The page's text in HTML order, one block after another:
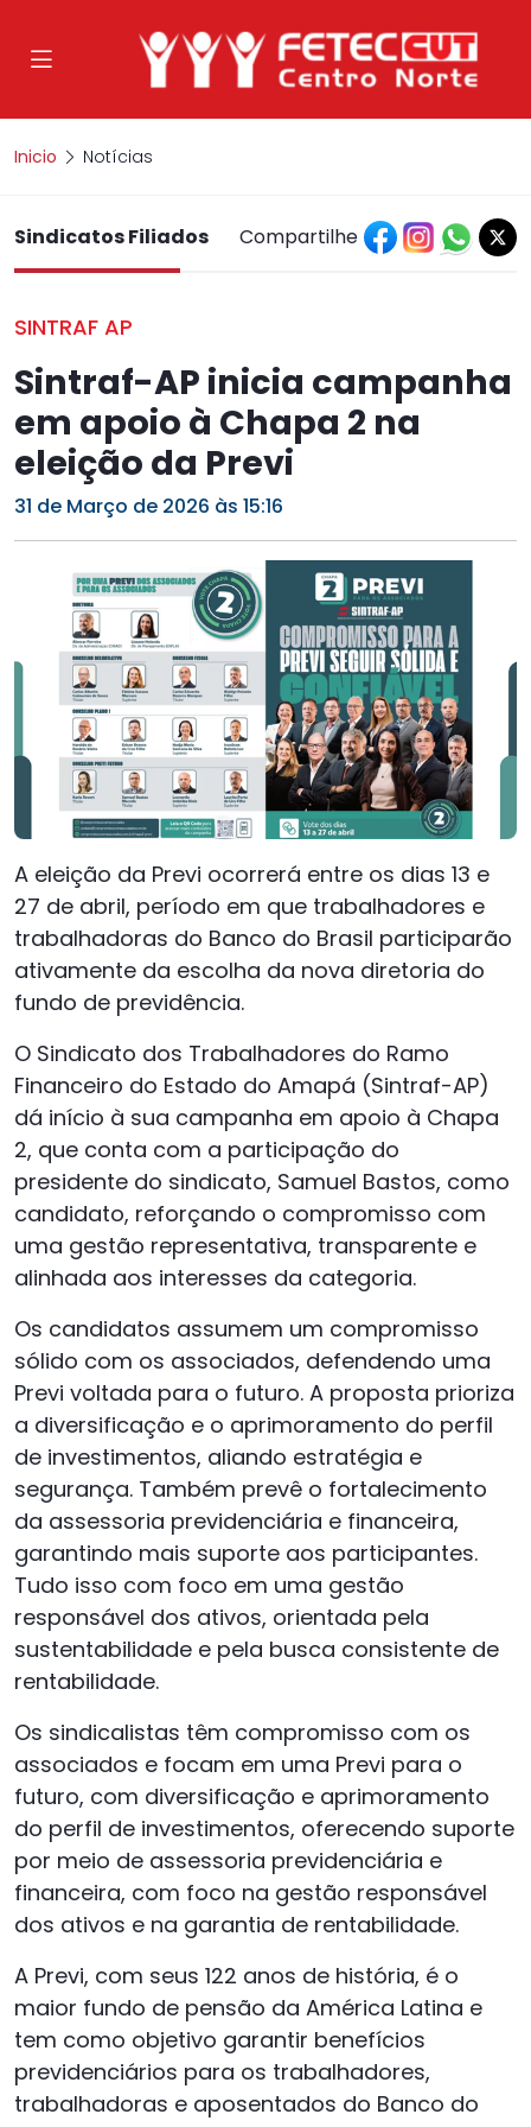
Inicio Notícias
Sindicatos Filiados Compartilhe
SINTRAF AP
Sintraf-AP inicia campanha
em apoio à Chapa 2 na
eleição da Previ
31 de Março de 2026 às 15:16
A eleição da Previ ocorrerá entre os dias 13 e
27 de abril, período em que trabalhadores e
trabalhadoras do Banco do Brasil participarão
ativamente da escolha da nova diretoria do
fundo de previdência.
O Sindicato dos Trabalhadores do Ramo
Financeiro do Estado do Amapá (Sintraf-AP)
dá início à sua campanha em apoio à Chapa
2, que conta com a participação do
presidente do sindicato, Samuel Bastos, como
candidato, reforçando o compromisso com
uma gestão representativa, transparente e
alinhada aos interesses da categoria.
Os candidatos assumem um compromisso
sólido com os associados, defendendo uma
Previ voltada para o futuro. A proposta prioriza
a diversificação e o aprimoramento do perfil
de investimentos, aliando estratégia e
segurança. Também prevê o fortalecimento
da assessoria previdenciária e financeira,
garantindo mais suporte aos participantes.
Tudo isso com foco em uma gestão
responsável dos ativos, orientada pela
sustentabilidade e pela busca consistente de
rentabilidade.
Os sindicalistas têm compromisso com os
associados e focam em uma Previ para o
futuro, com diversificação e aprimoramento
do perfil de investimentos, oferecendo suporte
por meio de assessoria previdenciária e
financeira, com foco na gestão responsável
dos ativos e na garantia de rentabilidade.
A Previ, com seus 122 anos de história, é o
maior fundo de pensão da América Latina e
tem como objetivo garantir benefícios
previdenciários para os trabalhadores,
trabalhadoras e aposentados do Banco do